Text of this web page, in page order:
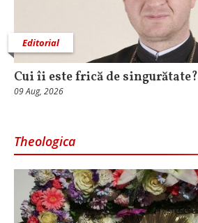
Editorial
Cui îi este frică de singurătate?
09 Aug, 2026
Theologica